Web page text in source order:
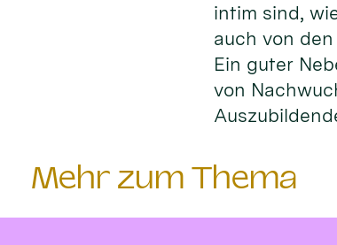
intim sind,
auch von
Ein guter
von
Mehr zum Thema